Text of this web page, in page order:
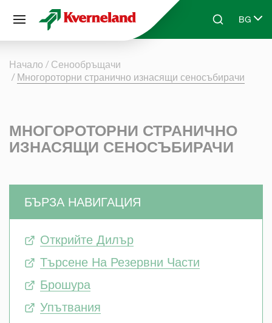
Skip to main contentSearchBG
Select
Начало
Сенообръщачи
Многороторни странично изнасящи сеносъбирачи
МНОГОРОТОРНИ СТРАНИЧНО
ИЗНАСЯЩИ СЕНОСЪБИРАЧИ
БЪРЗА НАВИГАЦИЯ
Открийте Дилър
Търсене На Резервни Части
Брошура
Упътвания
Управление на бисквитките